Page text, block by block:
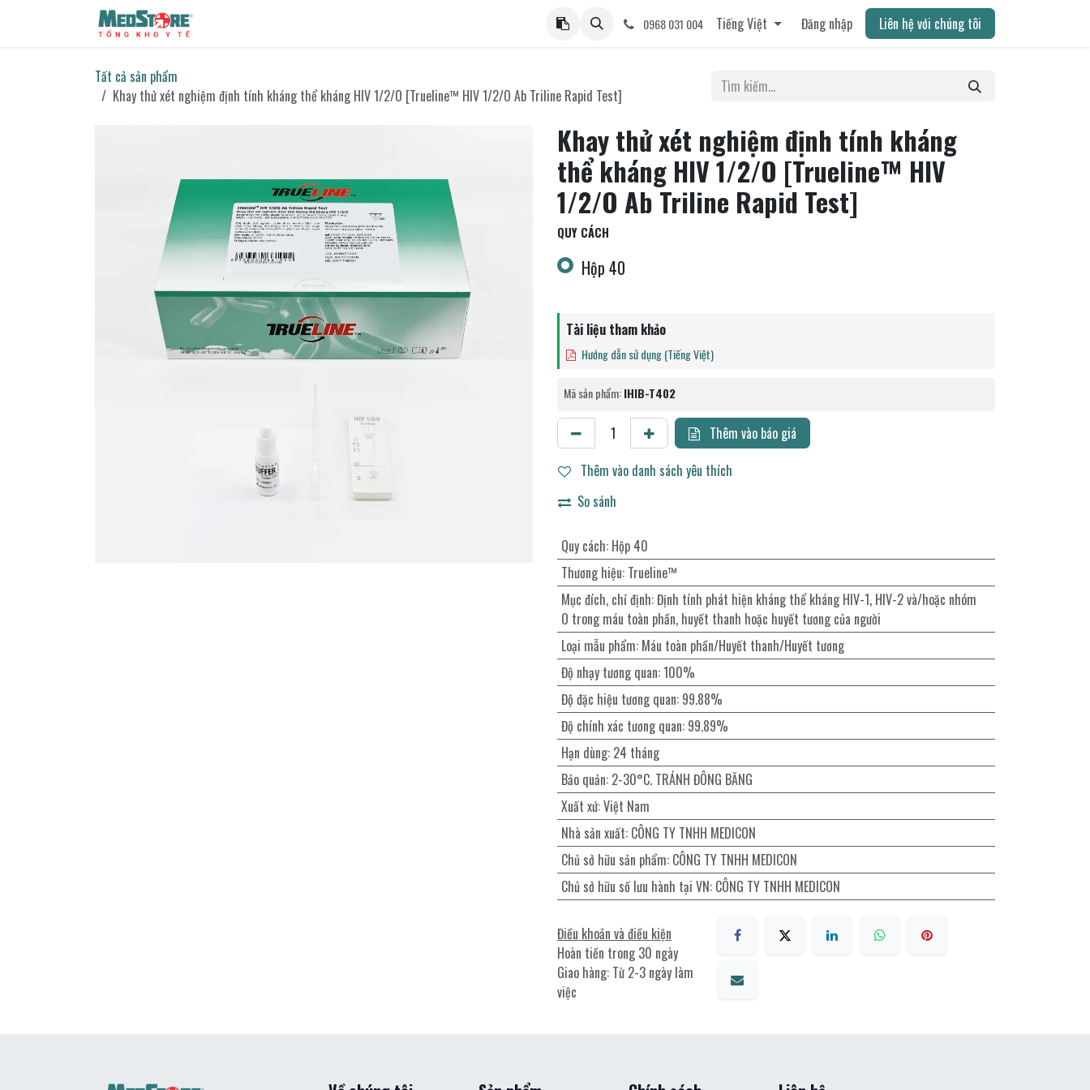
Bỏ qua để đến Nội dung
0968 031 004 Tiếng Việt Đăng nhập Liên hệ với chúng tôi
Tất cả sản phẩm
Khay thử xét nghiệm định tính kháng thể kháng HIV 1/2/O [Trueline™ HIV 1/2/O Ab Triline Rapid Test]
Khay thử xét nghiệm định tính kháng
thể kháng HIV 1/2/O [Trueline™ HIV
1/2/O Ab Triline Rapid Test]
QUY CÁCH
Hộp 40
Tài liệu tham khảo
Hướng dẫn sử dụng (Tiếng Việt)
Mã sản phẩm:IHIB-T402
Thêm vào báo giá
Thêm vào danh sách yêu thích
So sánh
Quy cách: Hộp 40
Thương hiệu: Trueline™
Mục đích, chỉ định:Định tính phát hiện kháng thể kháng HIV-1, HIV-2 và/hoặc nhóm
O trong máu toàn phần, huyết thanh hoặc huyết tương của người
Loại mẫu phẩm: Máu toàn phần/Huyết thanh/Huyết tương
Độ nhạy tương quan:100%
Độ đặc hiệu tương quan: 99.88%
Độ chính xác tương quan: 99.89%
Hạn dùng: 24 tháng
Bảo quản: 2-30°C. TRÁNH ĐÔNG BĂNG
Xuất xứ:Việt Nam
Nhà sản xuất: CÔNG TY TNHH MEDICON
Chủ sở hữu sản phẩm: CÔNG TY TNHH MEDICON
Chủ sở hữu số lưu hành tại VN: CÔNG TY TNHH MEDICON
Điều khoản và điều kiện
Hoàn tiền trong 30 ngày
Giao hàng: Từ 2-3 ngày làm
việc